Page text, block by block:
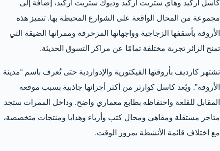
كاسل أركيد وهاي ستريت أركيد وديوك ستريت أركيد، إضافة إلى
مجموعة من المحال الواقعة على الشوارع المحيطة بها. تتميز هذه
الأروقة بأسقفها الزجاجية وواجهاتها المزخرفة وممراتها الضيقة التي
تمنح الزائر تجربة مختلفة تمامًا عن مراكز التسوق الحديثة.
تشتهر كارديف بأروقتها الفيكتورية والإدواردية حتى تُعرف باسم “مدينة
الأروقة”. ويُعد كاسل كوارتر من أكثر أجزائها جاذبية بسبب موقعه
المقابل للقلعة واحتفاظه بطابع معماري واضح. وداخل الممرات ستجد
متاجر مستقلة ومقاهي ومحال كتب وأزياء وهدايا ومنتجات متخصصة،
مع اختلاف قائمة الأنشطة بمرور الوقت.